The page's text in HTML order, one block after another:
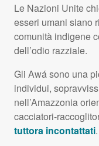
Le Nazioni Unite
esseri umani siano
comunità indigene
dell’odio razziale.
Gli Awá sono una
individui,
nell’Amazzonia
cacciatori-
tuttora incontattati.